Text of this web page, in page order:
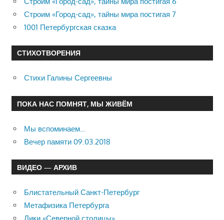
Строим «Город-сад», тайны мира постигая 7
1001 Петербургская сказка
СТИХОТВОРЕНИЯ
Стихи Галины Сергеевны
ПОКА НАС ПОМНЯТ, МЫ ЖИВЁМ
Мы вспоминаем…
Вечер памяти 09.03.2018
ВИДЕО — АРХИВ
Блистательный Санкт-Петербург
Метафизика Петербурга